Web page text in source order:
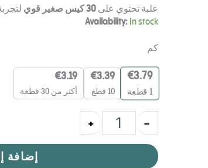
علبة تحتوي على30 كيس صغير قوي
Availability: In stock
كم
€3.79
1 قطعة
€3.39
10 قطع
€3.19
أكثر من 30 قطعة
-
Killa
Mini
ملغ
الكمية
+
إضافة